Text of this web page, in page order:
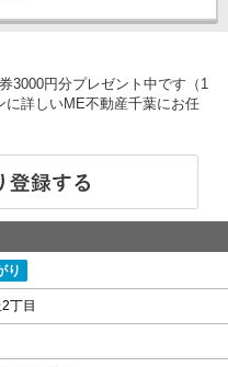
3000円分プレゼント中です（1
詳しいME不動産千葉にお任
り
丁目